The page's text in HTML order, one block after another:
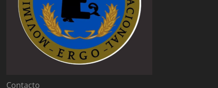
Contacto